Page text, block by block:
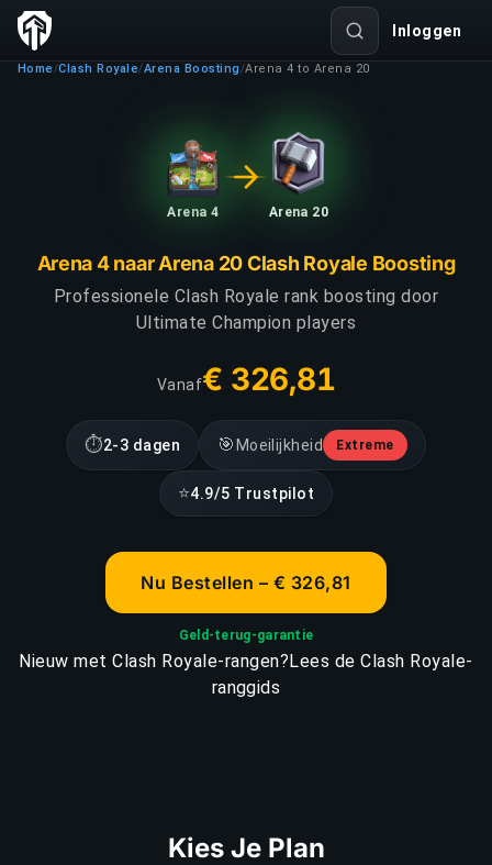
Inloggen
Home /Clash Royale/Arena Boosting /Arena 4 to Arena 20
Arena 4 Arena 20
Arena 4 naar Arena 20 Clash Royale Boosting
Professionele Clash Royale rank boosting door
Ultimate Champion players
Vanaf€ 326,81
⏱2-3 dagen 🎯 Moeilijkheid Extreme
⭐4.9/5 Trustpilot
Nu Bestellen – € 326,81
Geld-terug-garantie
Nieuw met Clash Royale-rangen?Lees de Clash Royale-
ranggids
Kies Je Plan